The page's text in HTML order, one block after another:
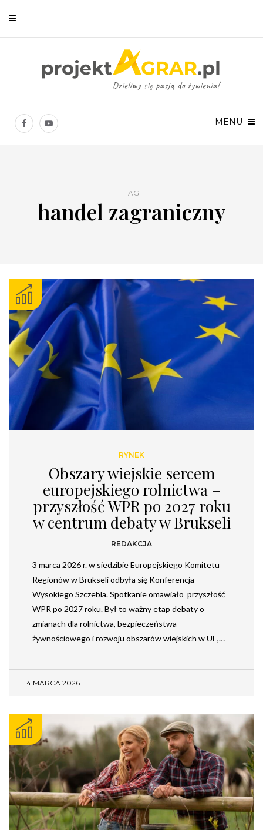
MENU
TAG
handel zagraniczny
RYNEK
Obszary wiejskie sercem
europejskiego rolnictwa –
przyszłość WPR po 2027 roku
w centrum debaty w Brukseli
REDAKCJA
3 marca 2026 r. w siedzibie Europejskiego Komitetu
Regionów w Brukseli odbyła się Konferencja
Wysokiego Szczebla. Spotkanie omawiało przyszłość
WPR po 2027 roku. Był to ważny etap debaty o
zmianach dla rolnictwa, bezpieczeństwa
żywnościowego i rozwoju obszarów wiejskich w UE,…
4 MARCA 2026
Chcesz być na bieżąco? Zostaw swój e-mail, a raz w tygodniu
prześlemy Ci nasze najlepsze artykuły!
Twoje dane osobowe będą przetwarzane zgodnie z Polityką prywatności